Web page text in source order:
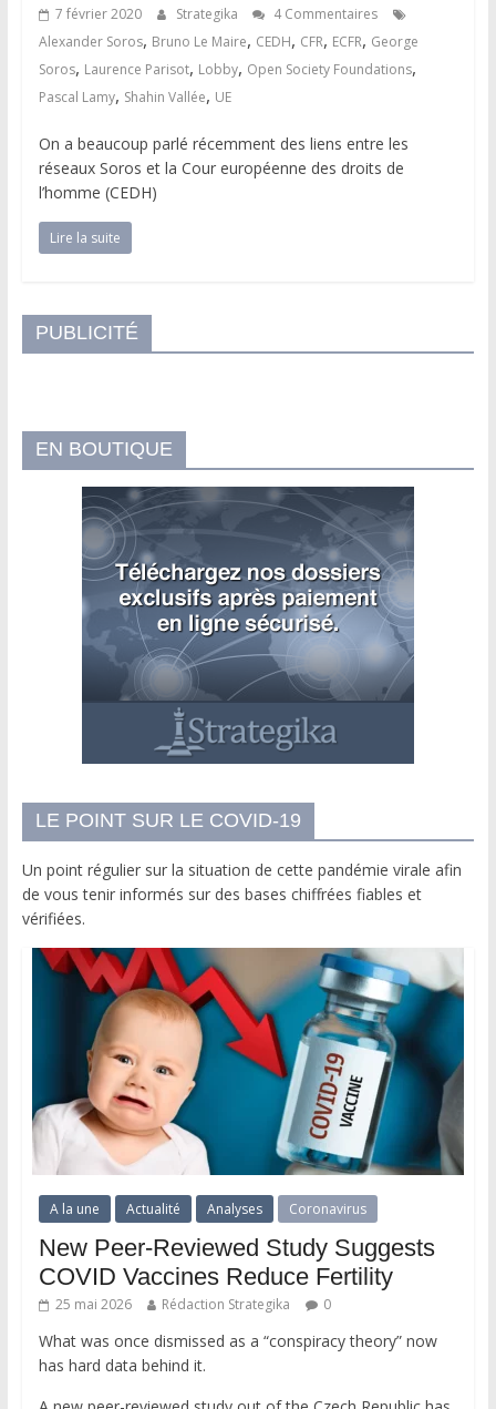
7 février 2020 Strategika
4 Commentaires
Alexander Soros, Bruno Le Maire, CEDH, CFR, ECFR, George
Soros, Laurence Parisot, Lobby, Open Society Foundations,
Pascal Lamy, Shahin Vallée, UE
On a beaucoup parlé récemment des liens entre les
réseaux Soros et la Cour européenne des droits de
l’homme (CEDH)
Lire la suite
PUBLICITÉ
EN BOUTIQUE
LE POINT SUR LE COVID-19
Un point régulier sur la situation de cette pandémie virale afin
de vous tenir informés sur des bases chiffrées fiables et
vérifiées.
A la une Actualité Analyses Coronavirus
New Peer-Reviewed Study Suggests
COVID Vaccines Reduce Fertility
25 mai 2026 Rédaction Strategika 0
What was once dismissed as a “conspiracy theory” now
has hard data behind it.